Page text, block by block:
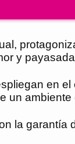
y
en
un
la garantía